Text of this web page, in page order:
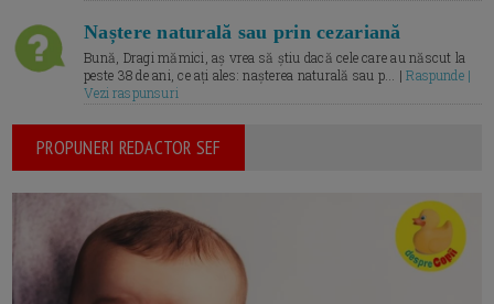
Naștere naturală sau prin cezariană
Bună, Dragi mămici, aș vrea să știu dacă cele care au născut la
peste 38 de ani, ce ați ales: nașterea naturală sau p... |Raspunde |
Vezi raspunsuri
PROPUNERI REDACTOR SEF